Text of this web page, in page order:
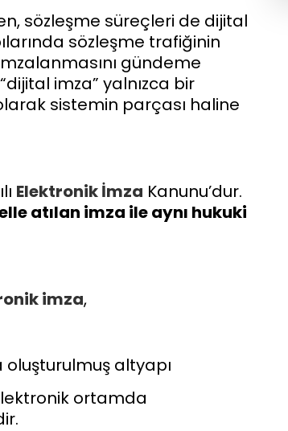
sözleşme süreçleri de dijital
sözleşme trafiğinin
gündeme
imza” yalnızca bir
sistemin parçası haline
Elektronik İmza Kanunu’dur.
atılan imza ile aynı hukuki
imza,
oluşturulmuş altyapı
ortamda